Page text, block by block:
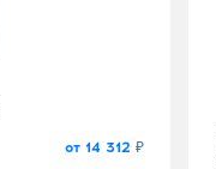
от 14 312 ₽